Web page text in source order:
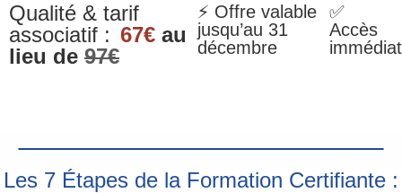
Qualité & tarif
associatif : 67€ au
lieu de 97€
⚡ Offre valable
jusqu’au 31
décembre
✅
Accès
immédiat
Les 7 Étapes de la Formation Certifiante :